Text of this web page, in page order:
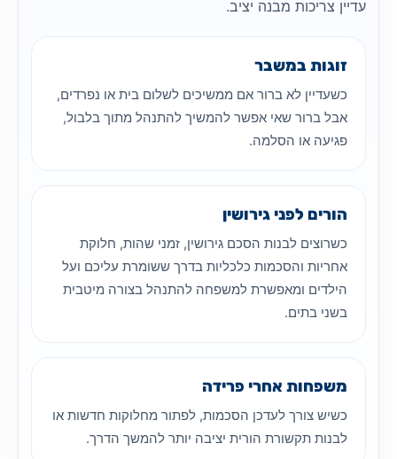
עדיין צריכות מבנה יציב.
זוגות במשבר
כשעדיין לא ברור אם ממשיכים לשלום בית או נפרדים,
אבל ברור שאי אפשר להמשיך להתנהל מתוך בלבול,
פגיעה או הסלמה.
הורים לפני גירושין
כשרוצים לבנות הסכם גירושין, זמני שהות, חלוקת
אחריות והסכמות כלכליות בדרך ששומרת עליכם ועל
הילדים ומאפשרת למשפחה להתנהל בצורה מיטבית
בשני בתים.
משפחות אחרי פרידה
כשיש צורך לעדכן הסכמות, לפתור מחלוקות חדשות או
לבנות תקשורת הורית יציבה יותר להמשך הדרך.